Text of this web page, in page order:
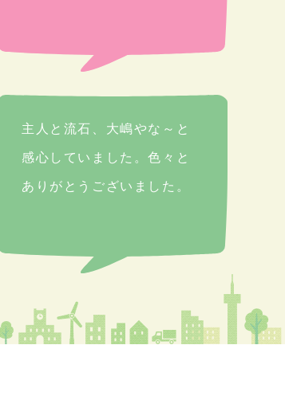
主人と流石、大嶋やな～と
感心していました。色々と
ありがとうございました。